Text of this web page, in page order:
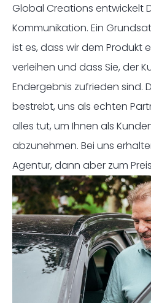
Global Creations entwickelt
Kommunikation. Ein
ist es, dass wir dem Produkt
verleihen und dass Sie, der
Endergebnis zufrieden sind.
bestrebt, uns als echten
alles tut, um Ihnen als
abzunehmen. Bei uns
Agentur, dann aber zum